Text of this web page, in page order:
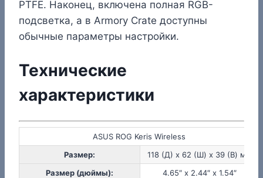
PTFE. Наконец, включена полная RGB-
подсветка, а в Armory Crate доступны
обычные параметры настройки.
Технические
характеристики
ASUS ROG Keris Wireless
Размер:
118 (Д) x 62 (Ш) x 39 (В) мм
Размер (дюймы):
4.65″ x 2.44″ x 1.54″